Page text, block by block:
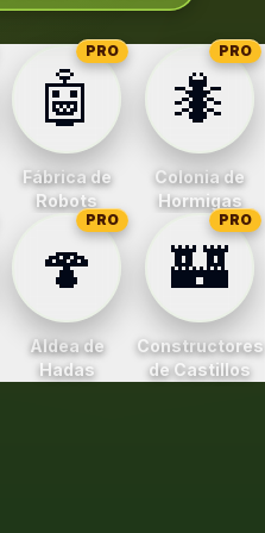
🤖
PRO
Fábrica de
Robots
🐜
PRO
Colonia de
Hormigas
🍄
PRO
Aldea de
Hadas
🏰
PRO
Constructores
de Castillos